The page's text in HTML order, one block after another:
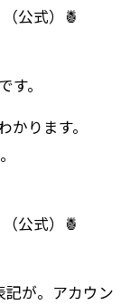
公式）🍍
。
ります。
公式）🍍
記が。アカウン